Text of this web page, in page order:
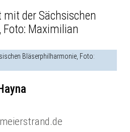
Bläserphilharmonie, Foto: